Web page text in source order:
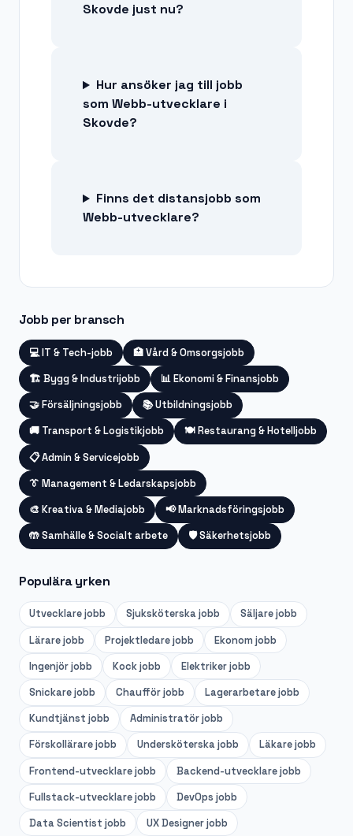
Skovde just nu?
Hur ansöker jag till jobb
som Webb-utvecklare i
Skovde?
Finns det distansjobb som
Webb-utvecklare?
Jobb per bransch
💻IT & Tech-jobb 🏥Vård & Omsorgsjobb
🏗️ Bygg & Industrijobb 📊Ekonomi & Finansjobb
🤝Försäljningsjobb 📚Utbildningsjobb
🚚 Transport & Logistikjobb 🍽️Restaurang & Hotelljobb
📋Admin & Servicejobb
👔 Management & Ledarskapsjobb
🎨 Kreativa & Mediajobb 📢Marknadsföringsjobb
🤲Samhälle & Socialt arbete 🛡️Säkerhetsjobb
Populära yrken
Utvecklarejobb Sjuksköterskajobb Säljarejobb
Lärarejobb Projektledarejobb Ekonom jobb
Ingenjörjobb Kockjobb Elektrikerjobb
Snickarejobb Chaufförjobb Lagerarbetarejobb
Kundtjänst jobb Administratörjobb
Förskollärarejobb Undersköterskajobb Läkarejobb
Frontend-utvecklarejobb Backend-utvecklarejobb
Fullstack-utvecklarejobb DevOps jobb
Data Scientist jobb UX Designerjobb